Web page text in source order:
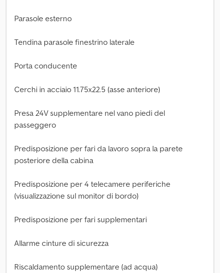
Parasole esterno
Tendina parasole finestrino laterale
Porta conducente
Cerchi in acciaio 11.75x22.5 (asse anteriore)
Presa 24V supplementare nel vano piedi del
passeggero
Predisposizione per fari da lavoro sopra la parete
posteriore della cabina
Predisposizione per 4 telecamere periferiche
(visualizzazione sul monitor di bordo)
Predisposizione per fari supplementari
Allarme cinture di sicurezza
Riscaldamento supplementare (ad acqua)